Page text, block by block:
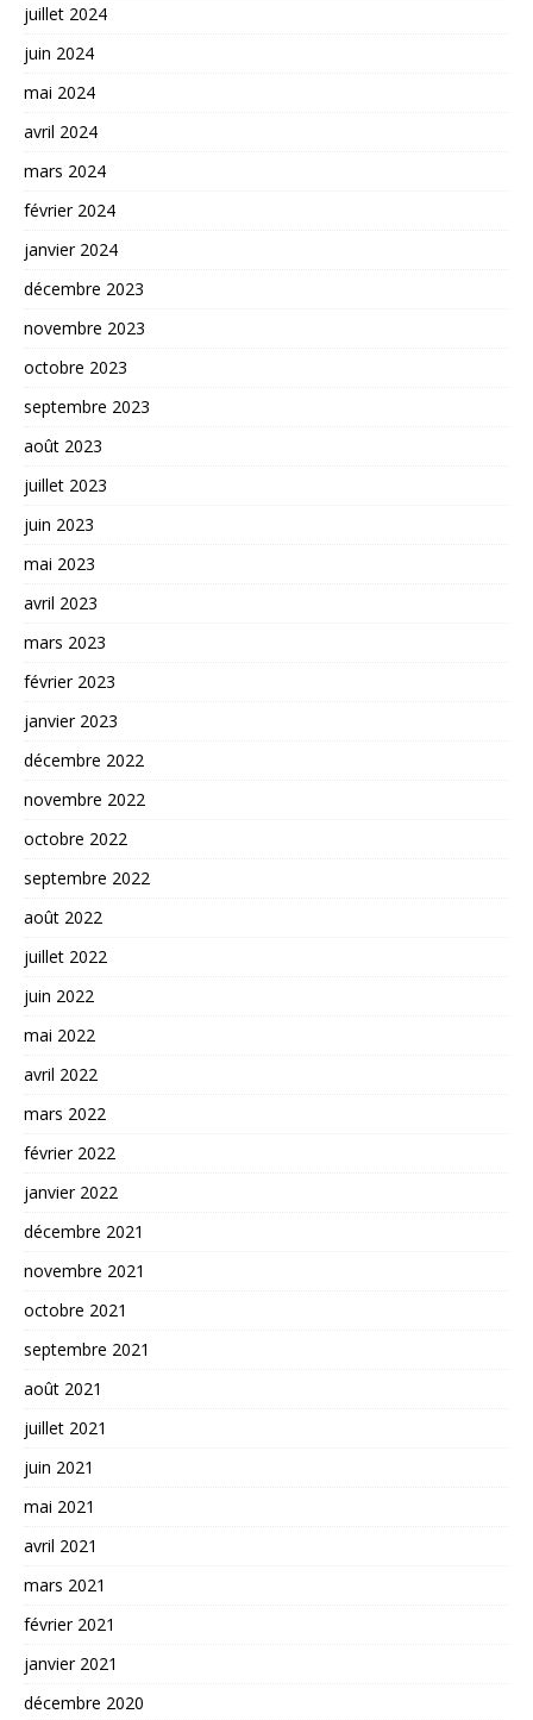
juillet 2024
juin 2024
mai 2024
avril 2024
mars 2024
février 2024
janvier 2024
décembre 2023
novembre 2023
octobre 2023
septembre 2023
août 2023
juillet 2023
juin 2023
mai 2023
avril 2023
mars 2023
février 2023
janvier 2023
décembre 2022
novembre 2022
octobre 2022
septembre 2022
août 2022
juillet 2022
juin 2022
mai 2022
avril 2022
mars 2022
février 2022
janvier 2022
décembre 2021
novembre 2021
octobre 2021
septembre 2021
août 2021
juillet 2021
juin 2021
mai 2021
avril 2021
mars 2021
février 2021
janvier 2021
décembre 2020